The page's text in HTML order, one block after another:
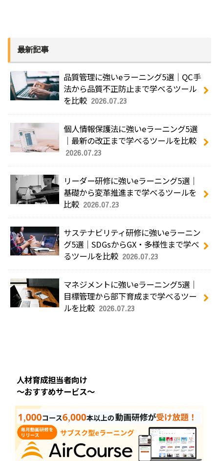
最新記事
品質管理に強いeラーニング5選｜QC手
法から品質不正防止まで学べるツール
を比較 2026.07.23
個人情報保護法に強いeラーニング5選
｜最新の改正まで学べるツールを比較
2026.07.23
リーダー研修に強いeラーニング5選｜
基礎から変革推進まで学べるツールを
比較 2026.07.23
サステナビリティ研修に強いeラーニン
グ5選｜SDGsからGX・多様性まで学べ
るツールを比較 2026.07.23
マネジメントに強いeラーニング5選｜
目標管理から部下育成まで学べるツー
ルを比較 2026.07.23
人材育成担当者向け
～おすすめサービス～